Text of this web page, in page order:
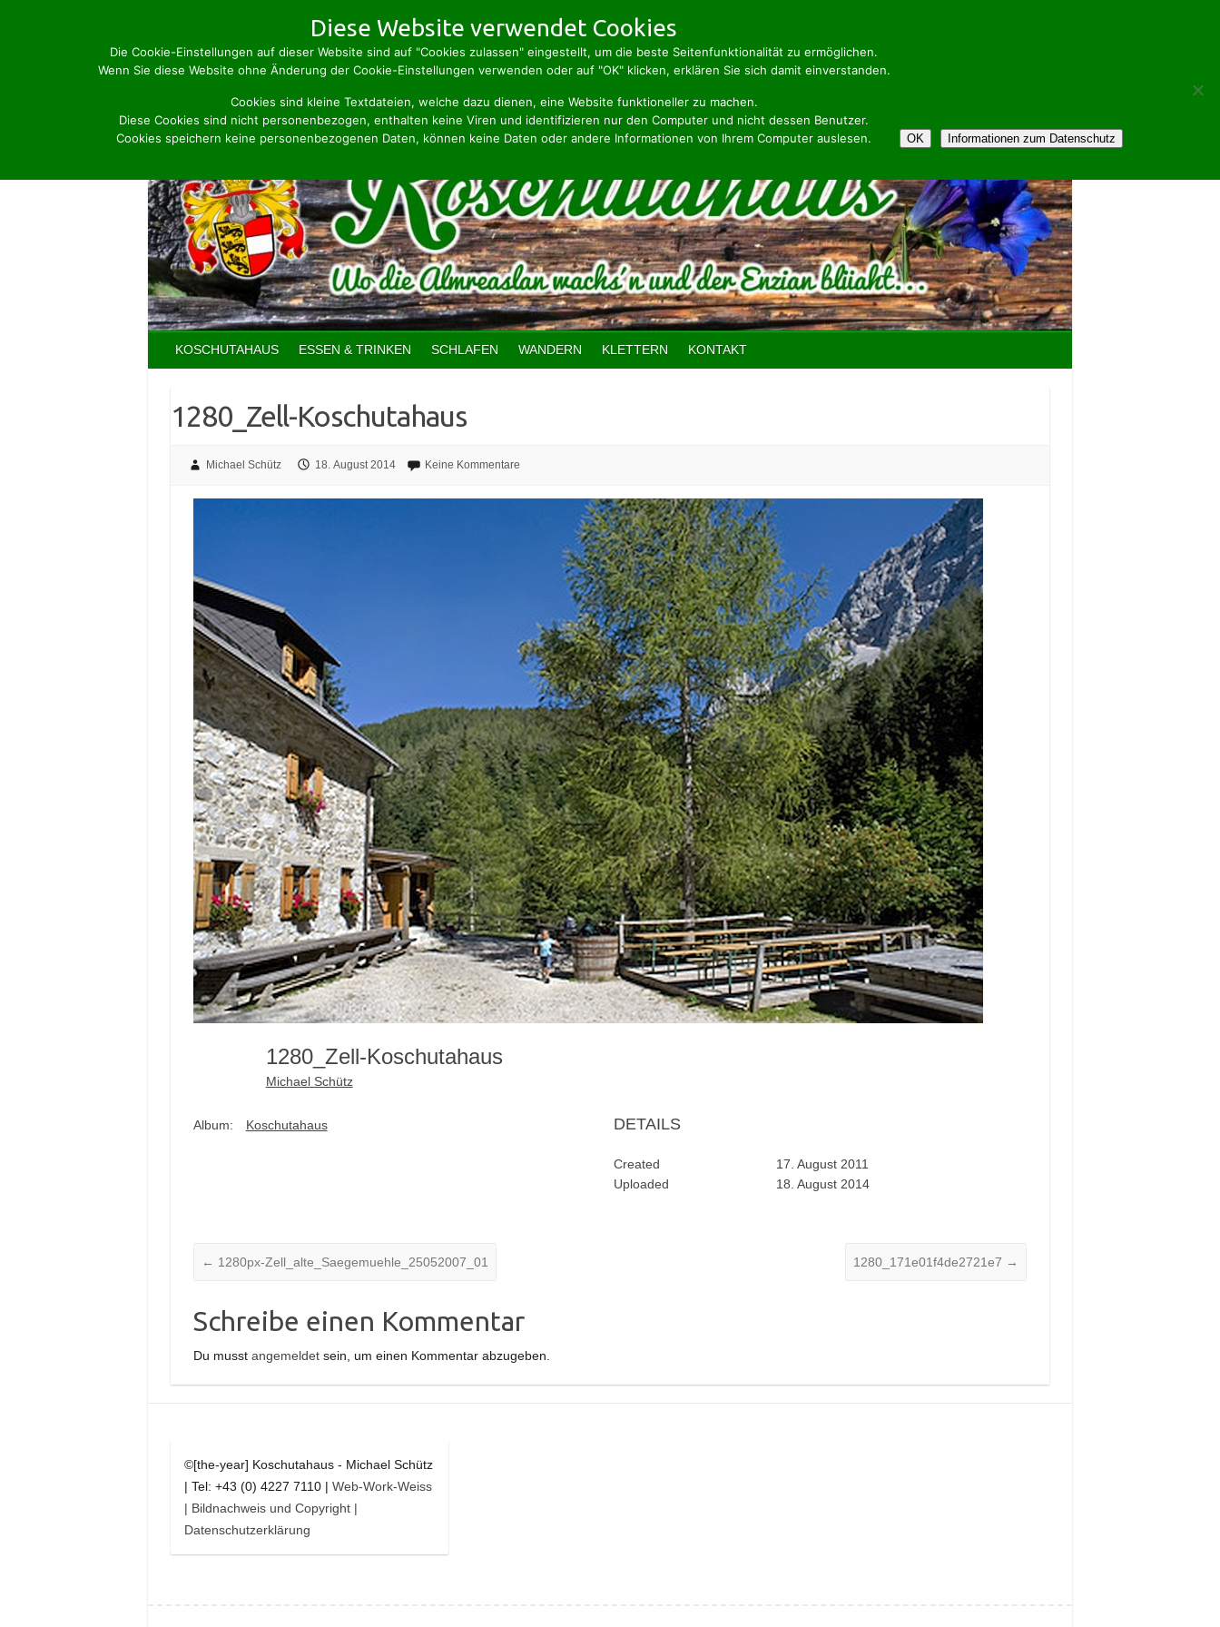
KOSCHUTAHAUS ESSEN & TRINKEN SCHLAFEN WANDERN KLETTERN KONTAKT
1280_Zell-Koschutahaus
Michael Schütz 18. August 2014 Keine Kommentare
1280_Zell-Koschutahaus
Michael Schütz
Album: Koschutahaus DETAILS
Created
17. August 2011
Uploaded
18. August 2014
← 1280px-Zell_alte_Saegemuehle_25052007_01 1280_171e01f4de2721e7 →
Schreibe einen Kommentar
Du musst angemeldetsein, um einen Kommentar abzugeben.
©[the-year] Koschutahaus - Michael Schütz
| Tel: +43 (0) 4227 7110 |Web-Work-Weiss
| Bildnachweis und Copyright |
Datenschutzerklärung
Diese Website verwendet Cookies
Die Cookie-Einstellungen auf dieser Website sind auf "Cookies zulassen" eingestellt, um die beste Seitenfunktionalität zu ermöglichen.
Wenn Sie diese Website ohne Änderung der Cookie-Einstellungen verwenden oder auf "OK" klicken, erklären Sie sich damit einverstanden.
Cookies sind kleine Textdateien, welche dazu dienen, eine Website funktioneller zu machen.
Diese Cookies sind nicht personenbezogen, enthalten keine Viren und identifizieren nur den Computer und nicht dessen Benutzer.
Cookies speichern keine personenbezogenen Daten, können keine Daten oder andere Informationen von Ihrem Computer auslesen.
OK Informationen zum Datenschutz